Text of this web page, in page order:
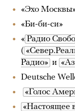
«Эхо
«Би-би-си»
« Радио
(
Радио» и
Deutsche
«Голос
«Настоящее